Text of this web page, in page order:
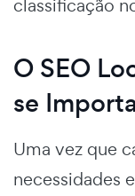
classificação
O SEO
se Importa
Uma vez que
necessidades